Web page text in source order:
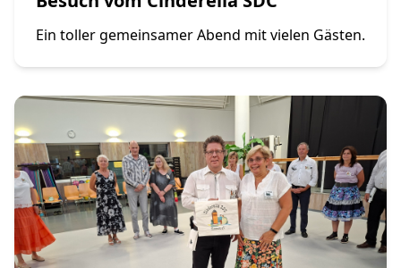
Ein toller gemeinsamer Abend mit vielen Gästen.